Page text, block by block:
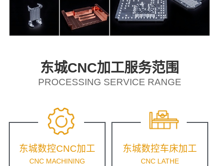
东城CNC加工服务范围
PROCESSING SERVICE RANGE
东城数控CNC加工
CNC MACHINING
东城数控车床加工
CNC LATHE